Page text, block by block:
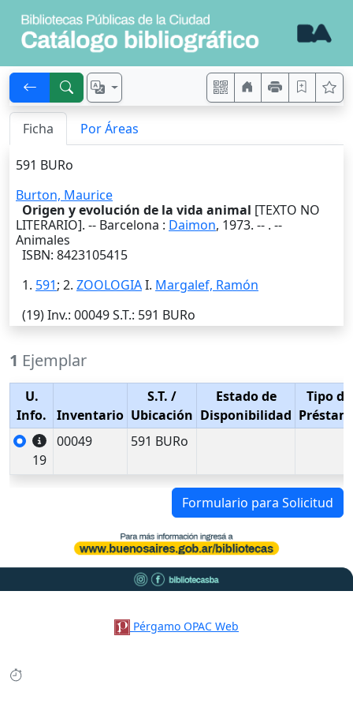
Ficha Por Áreas
591 BURo
Burton, Maurice
Origen y evolución de la vida animal [TEXTO NO
LITERARIO]. -- Barcelona : Daimon, 1973. -- . --
Animales
ISBN: 8423105415
1. 591; 2. ZOOLOGIAI. Margalef, Ramón
(19)Inv.: 00049S.T.: 591 BURo
1 Ejemplar
U.
Info.
Inventario
S.T. /
Ubicación
Estado de
Disponibilidad
Tipo de
19
00049 591 BURo
Formulario para Solicitud
Pérgamo OPAC Web